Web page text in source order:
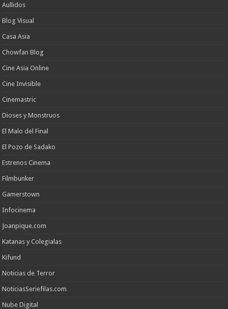
Aullidos
Blog Visual
Casa Asia
Chowfan Blog
Cine Asia Online
Cine Invisible
Cinemastric
Dioses y Monstruos
El Malo del Final
El Pozo de Sadako
Estrenos Cinema
Filmbunker
Gamerstown
Infocinema
Joanpique.com
Katanas y Colegialas
Kifund
Noticias de Terror
NoticiasSeriefilas.com
Nube Digital